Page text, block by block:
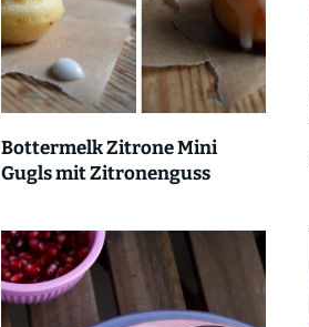
Bottermelk Zitrone Mini
Gugls mit Zitronenguss